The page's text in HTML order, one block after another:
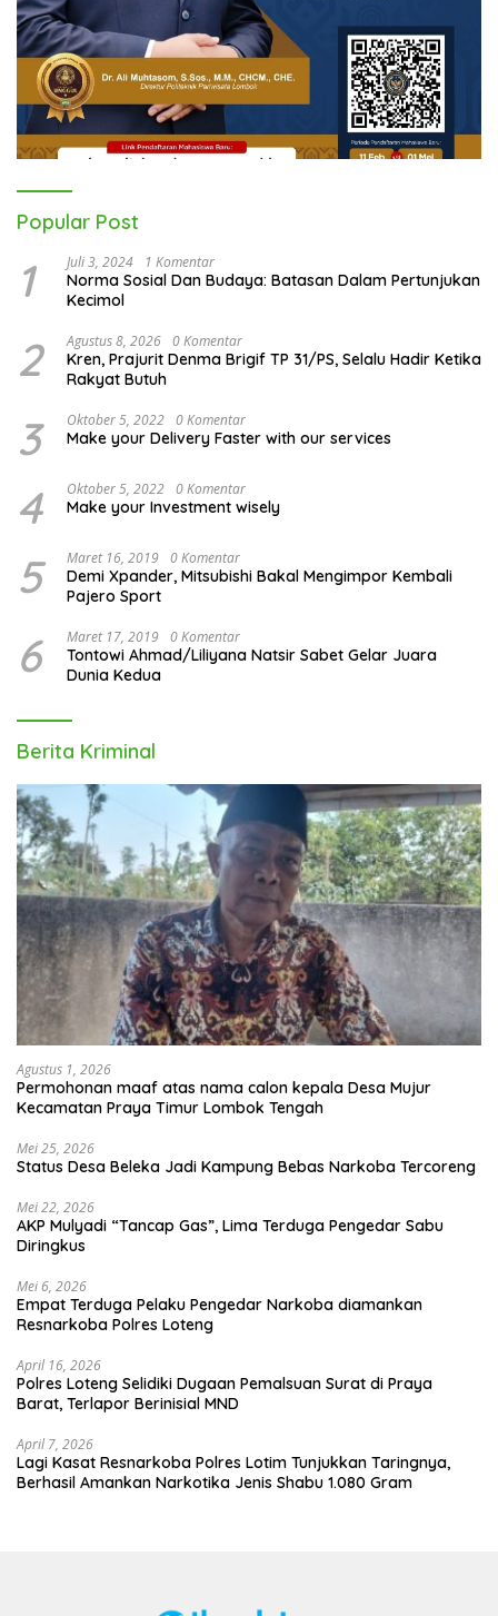
Popular Post
1 Juli 3, 2024 1 Komentar
Norma Sosial Dan Budaya: Batasan Dalam Pertunjukan
Kecimol
2 Agustus 8, 2026 0 Komentar
Kren, Prajurit Denma Brigif TP 31/PS, Selalu Hadir Ketika
Rakyat Butuh
3 Oktober 5, 2022 0 Komentar
Make your Delivery Faster with our services
4 Oktober 5, 2022 0 Komentar
Make your Investment wisely
5 Maret 16, 2019 0 Komentar
Demi Xpander, Mitsubishi Bakal Mengimpor Kembali
Pajero Sport
6 Maret 17, 2019 0 Komentar
Tontowi Ahmad/Liliyana Natsir Sabet Gelar Juara
Dunia Kedua
Berita Kriminal
Agustus 1, 2026
Permohonan maaf atas nama calon kepala Desa Mujur
Kecamatan Praya Timur Lombok Tengah
Mei 25, 2026
Status Desa Beleka Jadi ‎Kampung Bebas Narkoba Tercoreng
Mei 22, 2026
AKP Mulyadi “Tancap Gas”, Lima Terduga Pengedar Sabu
Diringkus
Mei 6, 2026
Empat Terduga Pelaku Pengedar Narkoba diamankan
Resnarkoba Polres Loteng
April 16, 2026
Polres Loteng Selidiki Dugaan Pemalsuan Surat di Praya
Barat, Terlapor Berinisial MND
April 7, 2026
Lagi Kasat Resnarkoba Polres Lotim Tunjukkan Taringnya,
Berhasil Amankan Narkotika Jenis Shabu 1.080 Gram